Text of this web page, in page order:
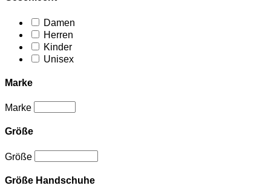
Damen
Herren
Kinder
Unisex
Marke
Marke
Größe
Größe
Größe Handschuhe